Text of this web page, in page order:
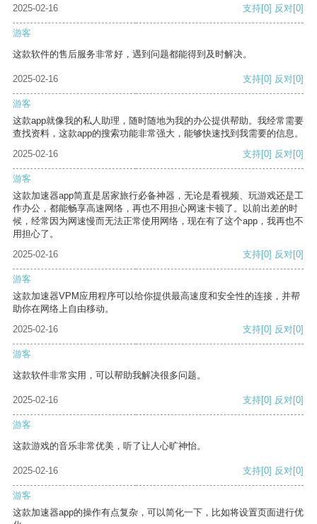
2025-02-16 支持[0] 反对[0]
游客
这款软件的售后服务非常好，遇到问题都能得到及时解决。
2025-02-16 支持[0] 反对[0]
游客
这款app就像我的私人助理，随时随地为我的办公提供帮助。我经常需要
查找资料，这款app的搜索功能非常强大，能够快速找到我需要的信息。
2025-02-16
支持[0] 反对[0]
游客
这款加速器app简直是居家旅行必备神器，无论是看视频、玩游戏还是工
作办公，都能畅享高速网络，再也不用担心网速卡顿了。以前出差的时
候，经常因为网速慢而无法正常使用网络，现在有了这个app，我再也不
用担心了。
2025-02-16
支持[0] 反对[0]
游客
这款加速器VPM应用程序可以给你提供最高速度和安全性的连接，并帮
助你在网络上自由移动。
2025-02-16
支持[0] 反对[0]
游客
这款软件非常实用，可以帮助我解决很多问题。
2025-02-16 支持[0] 反对[0]
游客
这款游戏的音乐非常优美，听了让人心旷神怡。
2025-02-16 支持[0] 反对[0]
游客
这款加速器app的操作有点复杂，可以简化一下，比如将设置页面进行优